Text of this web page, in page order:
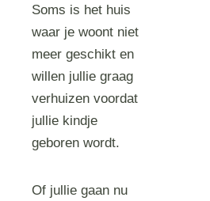
Soms is het huis
waar je woont niet
meer geschikt en
willen jullie graag
verhuizen voordat
jullie kindje
geboren wordt.
Of jullie gaan nu